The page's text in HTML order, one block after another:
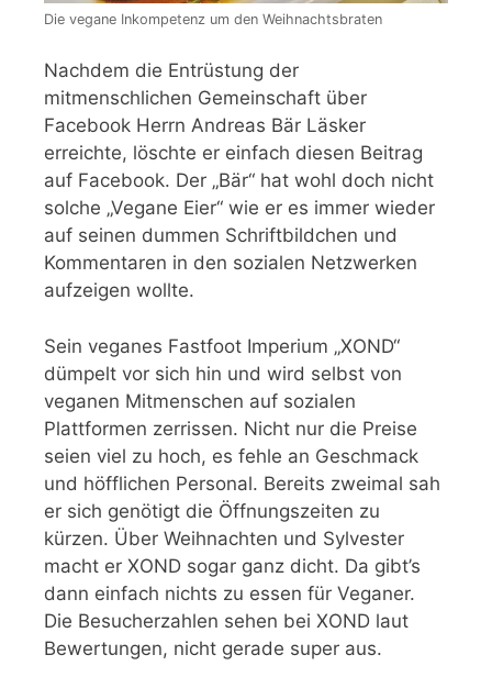
Die vegane Inkompetenz um den Weihnachtsbraten
Nachdem die Entrüstung der
mitmenschlichen Gemeinschaft über
Facebook Herrn Andreas Bär Läsker
erreichte, löschte er einfach diesen Beitrag
auf Facebook. Der „Bär“ hat wohl doch nicht
solche „Vegane Eier“ wie er es immer wieder
auf seinen dummen Schriftbildchen und
Kommentaren in den sozialen Netzwerken
aufzeigen wollte.
Sein veganes Fastfoot Imperium „XOND“
dümpelt vor sich hin und wird selbst von
veganen Mitmenschen auf sozialen
Plattformen zerrissen. Nicht nur die Preise
seien viel zu hoch, es fehle an Geschmack
und höfflichen Personal. Bereits zweimal sah
er sich genötigt die Öffnungszeiten zu
kürzen. Über Weihnachten und Sylvester
macht er XOND sogar ganz dicht. Da gibt’s
dann einfach nichts zu essen für Veganer.
Die Besucherzahlen sehen bei XOND laut
Bewertungen, nicht gerade super aus.